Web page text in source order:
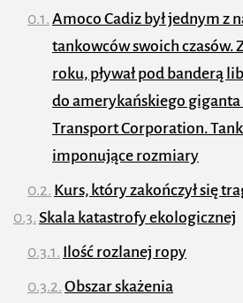
Amoco Cadiz był jednym z
tankowców swoich czasów.
roku, pływał pod banderą
do amerykańskiego
Transport Corporation.
imponujące rozmiary
Kurs, który zakończył się
Skala katastrofy ekologicznej
Ilość rozlanej ropy
Obszar skażenia